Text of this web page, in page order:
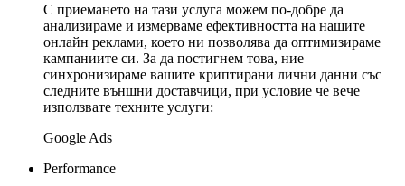
С приемането на тази услуга можем по-добре да
анализираме и измерваме ефективността на нашите
онлайн реклами, което ни позволява да оптимизираме
кампаниите си. За да постигнем това, ние
синхронизираме вашите криптирани лични данни със
следните външни доставчици, при условие че вече
използвате техните услуги:
Google Ads
Performance